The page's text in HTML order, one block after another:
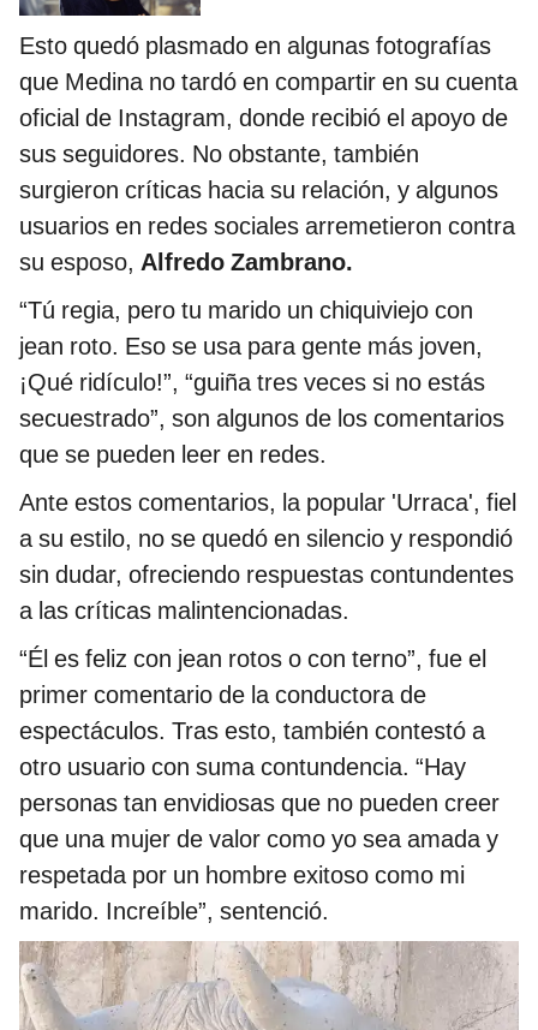
Esto quedó plasmado en algunas fotografías
que Medina no tardó en compartir en su cuenta
oficial de Instagram, donde recibió el apoyo de
sus seguidores. No obstante, también
surgieron críticas hacia su relación, y algunos
usuarios en redes sociales arremetieron contra
su esposo, Alfredo Zambrano.
“Tú regia, pero tu marido un chiquiviejo con
jean roto. Eso se usa para gente más joven,
¡Qué ridículo!”, “guiña tres veces si no estás
secuestrado”, son algunos de los comentarios
que se pueden leer en redes.
Ante estos comentarios, la popular 'Urraca', fiel
a su estilo, no se quedó en silencio y respondió
sin dudar, ofreciendo respuestas contundentes
a las críticas malintencionadas.
“Él es feliz con jean rotos o con terno”, fue el
primer comentario de la conductora de
espectáculos. Tras esto, también contestó a
otro usuario con suma contundencia. “Hay
personas tan envidiosas que no pueden creer
que una mujer de valor como yo sea amada y
respetada por un hombre exitoso como mi
marido. Increíble”, sentenció.